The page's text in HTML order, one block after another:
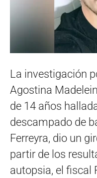
La investigación
Agostina
de 14 años
descampado de
Ferreyra, dio un
partir de los
autopsia, el fiscal